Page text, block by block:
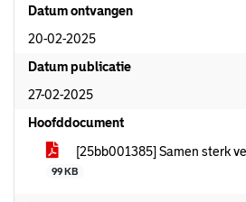
Datum ontvangen
20-02-2025
Datum publicatie
27-02-2025
Hoofddocument
[25bb001385] Samen sterk
99 KB